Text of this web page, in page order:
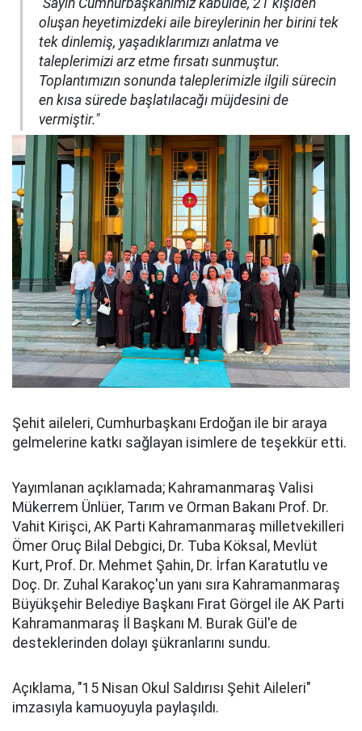
oluşan heyetimizdeki aile bireylerinin her birini tek
tek dinlemiş, yaşadıklarımızı anlatma ve
taleplerimizi arz etme fırsatı sunmuştur.
Toplantımızın sonunda taleplerimizle ilgili sürecin
en kısa sürede başlatılacağı müjdesini de
vermiştir."
Şehit aileleri, Cumhurbaşkanı Erdoğan ile bir araya
gelmelerine katkı sağlayan isimlere de teşekkür etti.
Yayımlanan açıklamada; Kahramanmaraş Valisi
Mükerrem Ünlüer, Tarım ve Orman Bakanı Prof. Dr.
Vahit Kirişci, AK Parti Kahramanmaraş milletvekilleri
Ömer Oruç Bilal Debgici, Dr. Tuba Köksal, Mevlüt
Kurt, Prof. Dr. Mehmet Şahin, Dr. İrfan Karatutlu ve
Doç. Dr. Zuhal Karakoç'un yanı sıra Kahramanmaraş
Büyükşehir Belediye Başkanı Fırat Görgel ile AK Parti
Kahramanmaraş İl Başkanı M. Burak Gül'e de
desteklerinden dolayı şükranlarını sundu.
Açıklama, "15 Nisan Okul Saldırısı Şehit Aileleri"
imzasıyla kamuoyuyla paylaşıldı.